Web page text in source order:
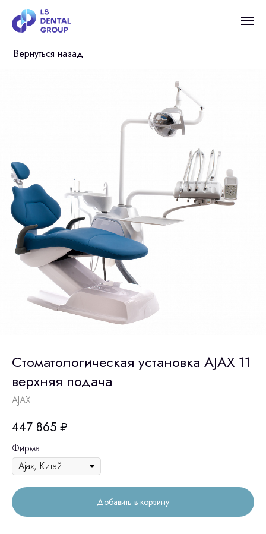
Вернуться назад
Стоматологическая установка AJAX 11
верхняя подача
AJAX
447 865 ₽
Фирма
Добавить в корзину